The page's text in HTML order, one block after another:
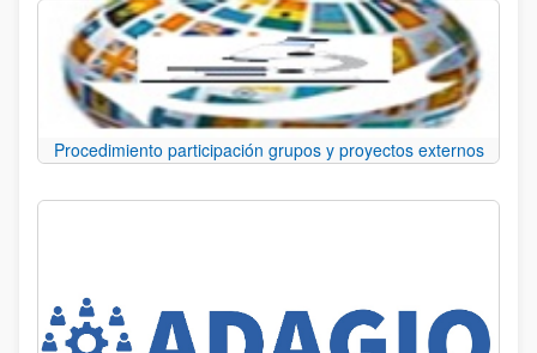
Procedimiento participación grupos y proyectos externos